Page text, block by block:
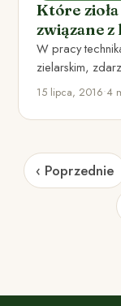
Które
związane
W pracy
zielarskim,
takim
15 lipca, 2016•4
‹ Poprzednie